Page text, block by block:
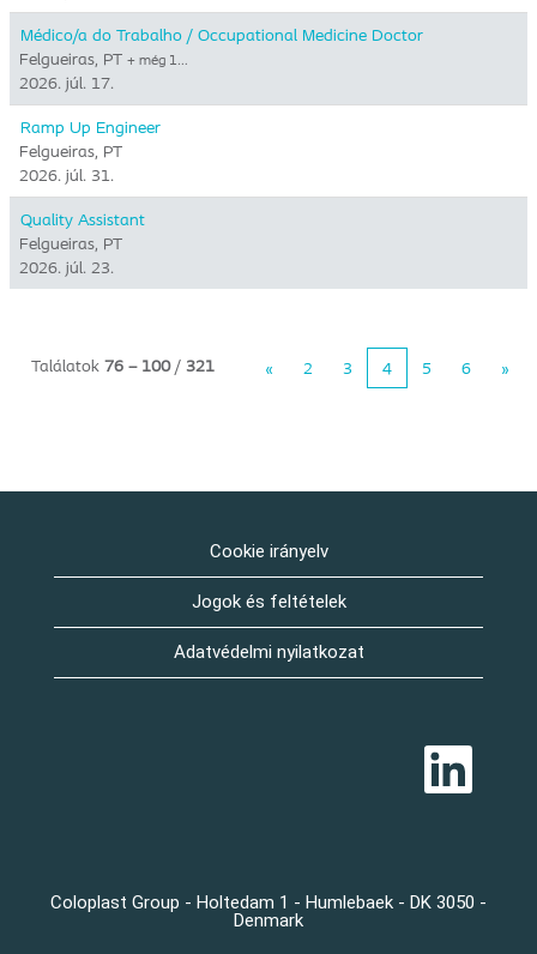
Médico/a do Trabalho / Occupational Medicine Doctor
Felgueiras, PT + még 1…
2026. júl. 17.
Ramp Up Engineer
Felgueiras, PT
2026. júl. 31.
Quality Assistant
Felgueiras, PT
2026. júl. 23.
Találatok 76 – 100/ 321 « 2 3 4 5 6 »
Cookie irányelv
Jogok és feltételek
Adatvédelmi nyilatkozat
Ú
y
í
Coloplast Group - Holtedam 1 - Humlebaek - DK 3050 -
Denmark